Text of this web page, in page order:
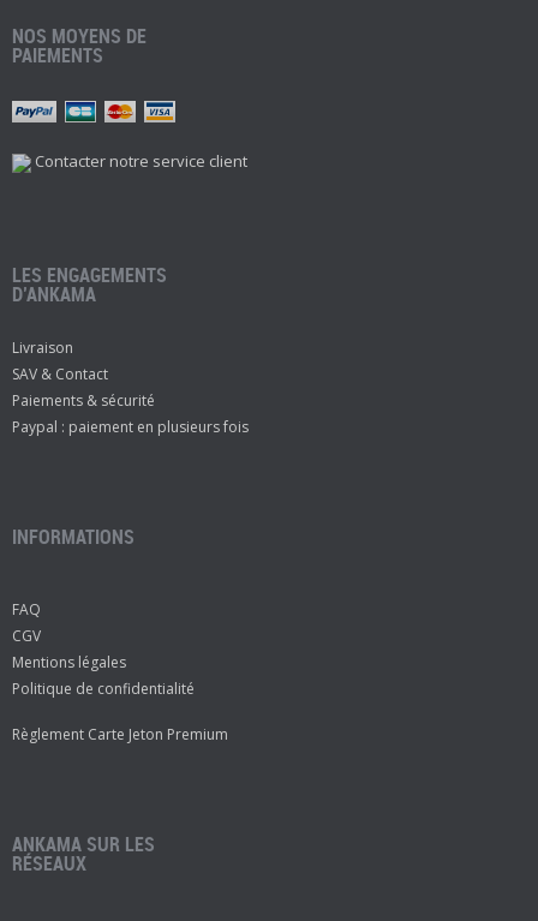
NOS MOYENS DE
PAIEMENTS
Contacter notre service client
LES ENGAGEMENTS
D’ANKAMA
Livraison
SAV & Contact
Paiements & sécurité
Paypal : paiement en plusieurs fois
INFORMATIONS
FAQ
CGV
Mentions légales
Politique de confidentialité
Règlement Carte Jeton Premium
ANKAMA SUR LES
RÉSEAUX